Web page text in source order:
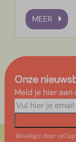
MEER
Onze
Meld je hier
Beveiligd door